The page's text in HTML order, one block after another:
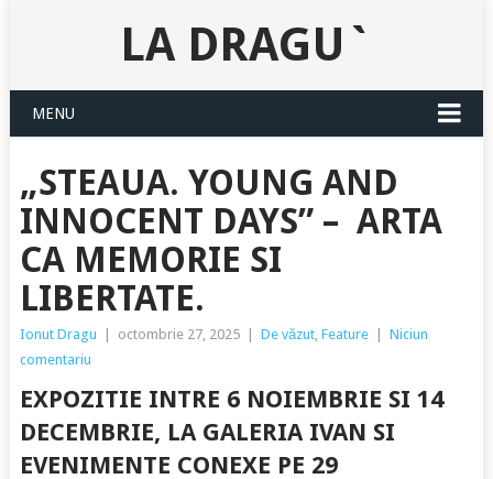
LA DRAGU`
MENU
„STEAUA. YOUNG AND
INNOCENT DAYS” – ARTA
CA MEMORIE SI
LIBERTATE.
Ionut Dragu octombrie 27, 2025 De văzut, Feature
Niciun
comentariu
EXPOZITIE INTRE 6 NOIEMBRIE SI 14
DECEMBRIE, LA GALERIA IVAN SI
EVENIMENTE CONEXE PE 29